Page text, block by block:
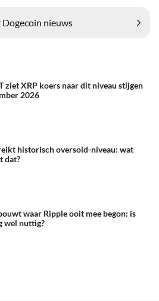
Dogecoin nieuws
ziet XRP koers naar dit niveau stijgen
2026
historisch oversold-niveau: wat
dat?
waar Ripple ooit mee begon: is
wel nuttig?